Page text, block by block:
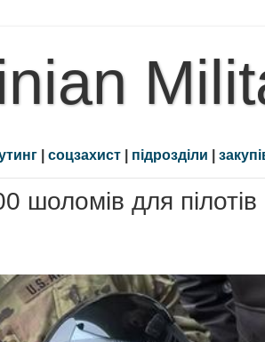
| соцзахист | підрозділи |
шоломів для